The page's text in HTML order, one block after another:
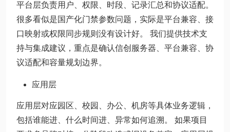
平台层负责用户、权限、时段、记录汇总和协议适配。
很多看似是国产化门禁参数问题，实际是平台兼容、接
口映射或权限同步规则没有设计好。 我们提供技术支
持与集成建议，重点是确认信创服务器、平台兼容、协
议适配和容量规划边界。
应用层
应用层对应园区、校园、办公、机房等具体业务逻辑，
包括谁能进、什么时间进、异常如何追溯。 如果项目